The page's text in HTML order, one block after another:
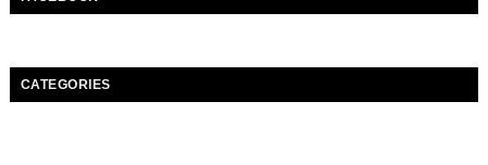
CATEGORIES